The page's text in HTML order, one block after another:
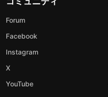
Forum
Facebook
Instagram
X
YouTube